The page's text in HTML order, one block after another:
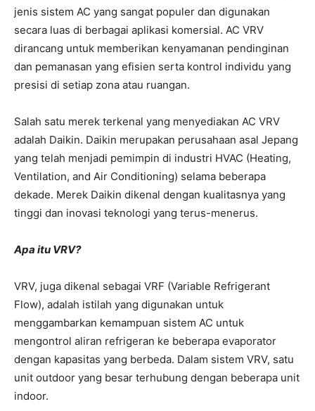
jenis sistem AC yang sangat populer dan digunakan
secara luas di berbagai aplikasi komersial. AC VRV
dirancang untuk memberikan kenyamanan pendinginan
dan pemanasan yang efisien serta kontrol individu yang
presisi di setiap zona atau ruangan.
Salah satu merek terkenal yang menyediakan AC VRV
adalah Daikin. Daikin merupakan perusahaan asal Jepang
yang telah menjadi pemimpin di industri HVAC (Heating,
Ventilation, and Air Conditioning) selama beberapa
dekade. Merek Daikin dikenal dengan kualitasnya yang
tinggi dan inovasi teknologi yang terus-menerus.
Apa itu VRV?
VRV, juga dikenal sebagai VRF (Variable Refrigerant
Flow), adalah istilah yang digunakan untuk
menggambarkan kemampuan sistem AC untuk
mengontrol aliran refrigeran ke beberapa evaporator
dengan kapasitas yang berbeda. Dalam sistem VRV, satu
unit outdoor yang besar terhubung dengan beberapa unit
indoor.